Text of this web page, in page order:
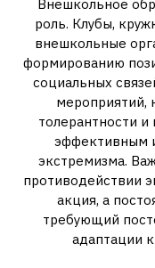
Внешкольное
роль. Клубы,
внешкольные
формированию
социальных
мероприятий,
толерантности
эффективным
экстремизма.
противодействии
акция, а
требующий
адаптации